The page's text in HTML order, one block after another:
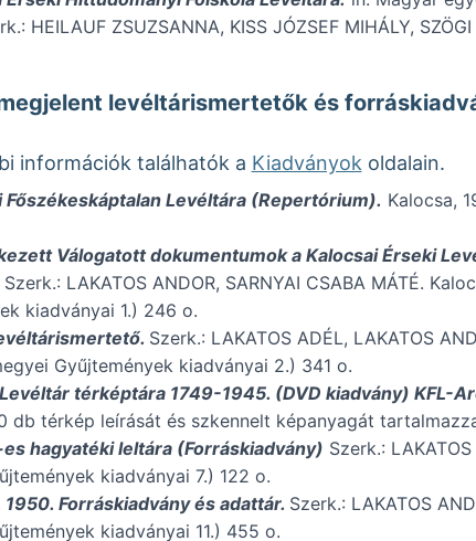
HEILAUF ZSUZSANNA, KISS JÓZSEF MIHÁLY,
levéltárismertetők és
információk találhatók a Kiadványok oldalain.
Főszékeskáptalan Levéltára (Repertórium). Kalocsa,
Válogatott dokumentumok a Kalocsai Érseki
Szerk.: LAKATOS ANDOR, SARNYAI CSABA MÁTÉ.
kiadványai 1.) 246 o.
Szerk.: LAKATOS ADÉL, LAKATOS
Gyűjtemények kiadványai 2.) 341 o.
térképtára 1749-1945. (DVD kiadvány) KFL-
db térkép leírását és szkennelt képanyagát
hagyatéki leltára (Forráskiadvány) Szerk.:
kiadványai 7.) 122 o.
Forráskiadvány és adattár. Szerk.: LAKATOS
kiadványai 11.) 455 o.